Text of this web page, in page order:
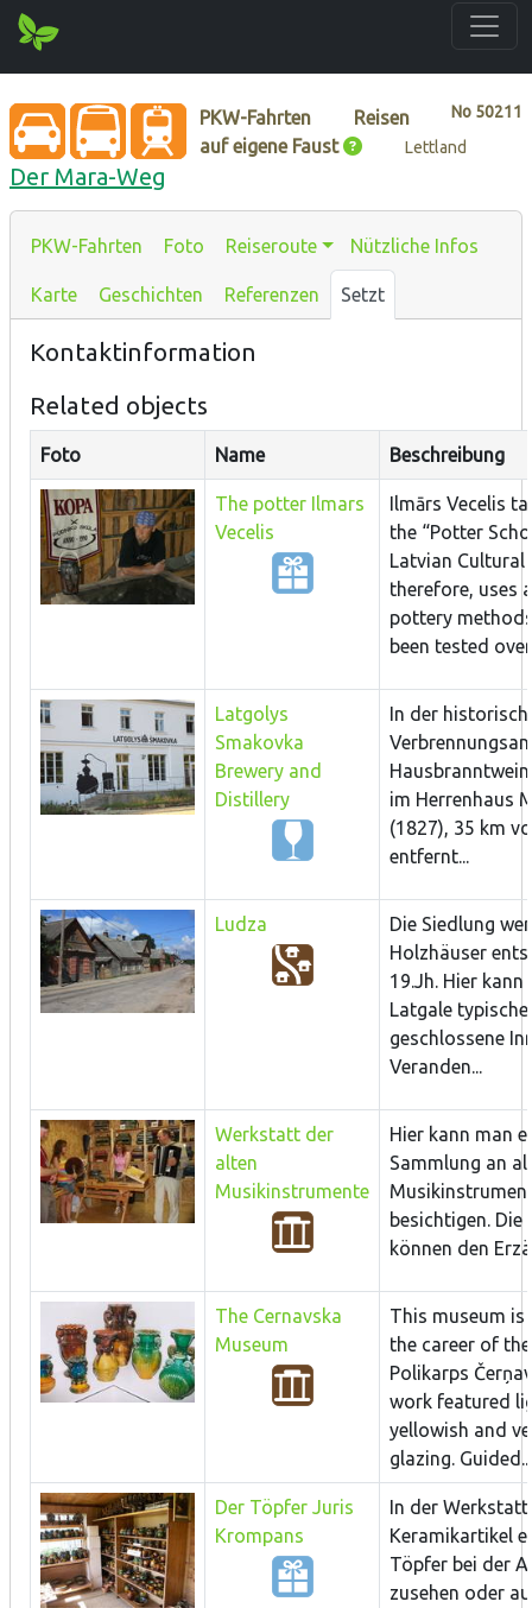
No 50211
PKW-Fahrten
Reisen
auf eigene Faust
Lettland
Der Mara-Weg
PKW-Fahrten Foto Reiseroute Nützliche Infos
Karte Geschichten Referenzen Setzt
Kontaktinformation
Related objects
Foto Name Beschreibung
The potter Ilmars
Vecelis
Ilmārs Vecelis
the “Potter
Latvian Cultural
therefore, uses
pottery
been tested
Latgolys
Smakovka
Brewery and
Distillery
In der
im Herrenhaus
(1827), 35 km
entfernt...
Ludza
Die Siedlung
Holzhäuser
19.Jh. Hier
Latgale typische
geschlossene
Veranden...
Werkstatt der
alten
Musikinstrumente
Hier kann man
Sammlung an
besichtigen. Die
können den
The Cernavska
Museum
This museum
the career of
Polikarps
work featured
yellowish and
glazing. Guided...
Der Töpfer Juris
Krompans
In der
Keramikartikel
Töpfer bei der
zusehen oder